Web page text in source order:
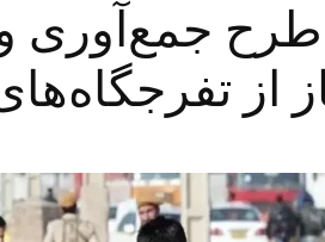
طرح جمع‌آوری
از